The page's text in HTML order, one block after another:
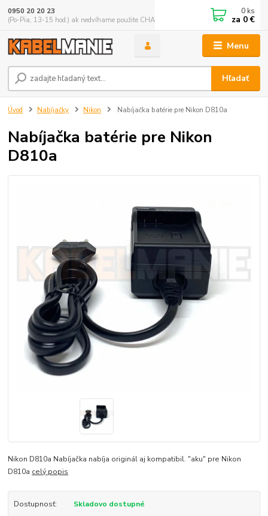
Menu
Hľadať
0950 20 20 23
(Po-Pia, 13-15 hod.) ak nedvíhame použite CHATBOX
0 ks
za 0 €
Úvod Nabíjačky Nikon Nabíjačka batérie pre Nikon D810a
Nabíjačka batérie pre Nikon
D810a
Nikon D810a Nabíjačka nabíja originál aj kompatibil. "aku" pre Nikon
D810a celý popis
Dostupnosť: Skladovo dostupné